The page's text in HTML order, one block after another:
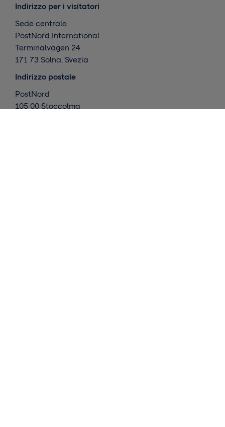
Indirizzo per i visitatori
Sede centrale
PostNord International
Terminalvägen 24
171 73 Solna, Svezia
Indirizzo postale
PostNord
105 00 Stoccolma